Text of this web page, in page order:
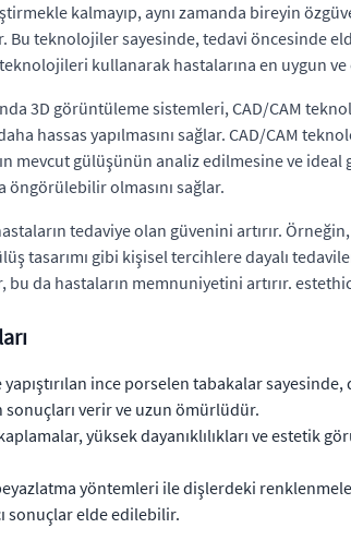
kalmayıp, aynı zamanda bireyin
Bu teknolojiler sayesinde, tedavi öncesinde
kullanarak hastalarına en uygun ve
3D görüntüleme sistemleri, CAD/CAM
hassas yapılmasını sağlar. CAD/CAM
mevcut gülüşünün analiz edilmesine ve
öngörülebilir olmasını sağlar.
tedaviye olan güvenini artırır.
tasarımı gibi kişisel tercihlere dayalı
da hastaların memnuniyetini artırır.
ince porselen tabakalar
verir ve uzun ömürlüdür.
yüksek dayanıklılıkları ve estetik
yöntemleri ile dişlerdeki
sonuçlar elde edilebilir.